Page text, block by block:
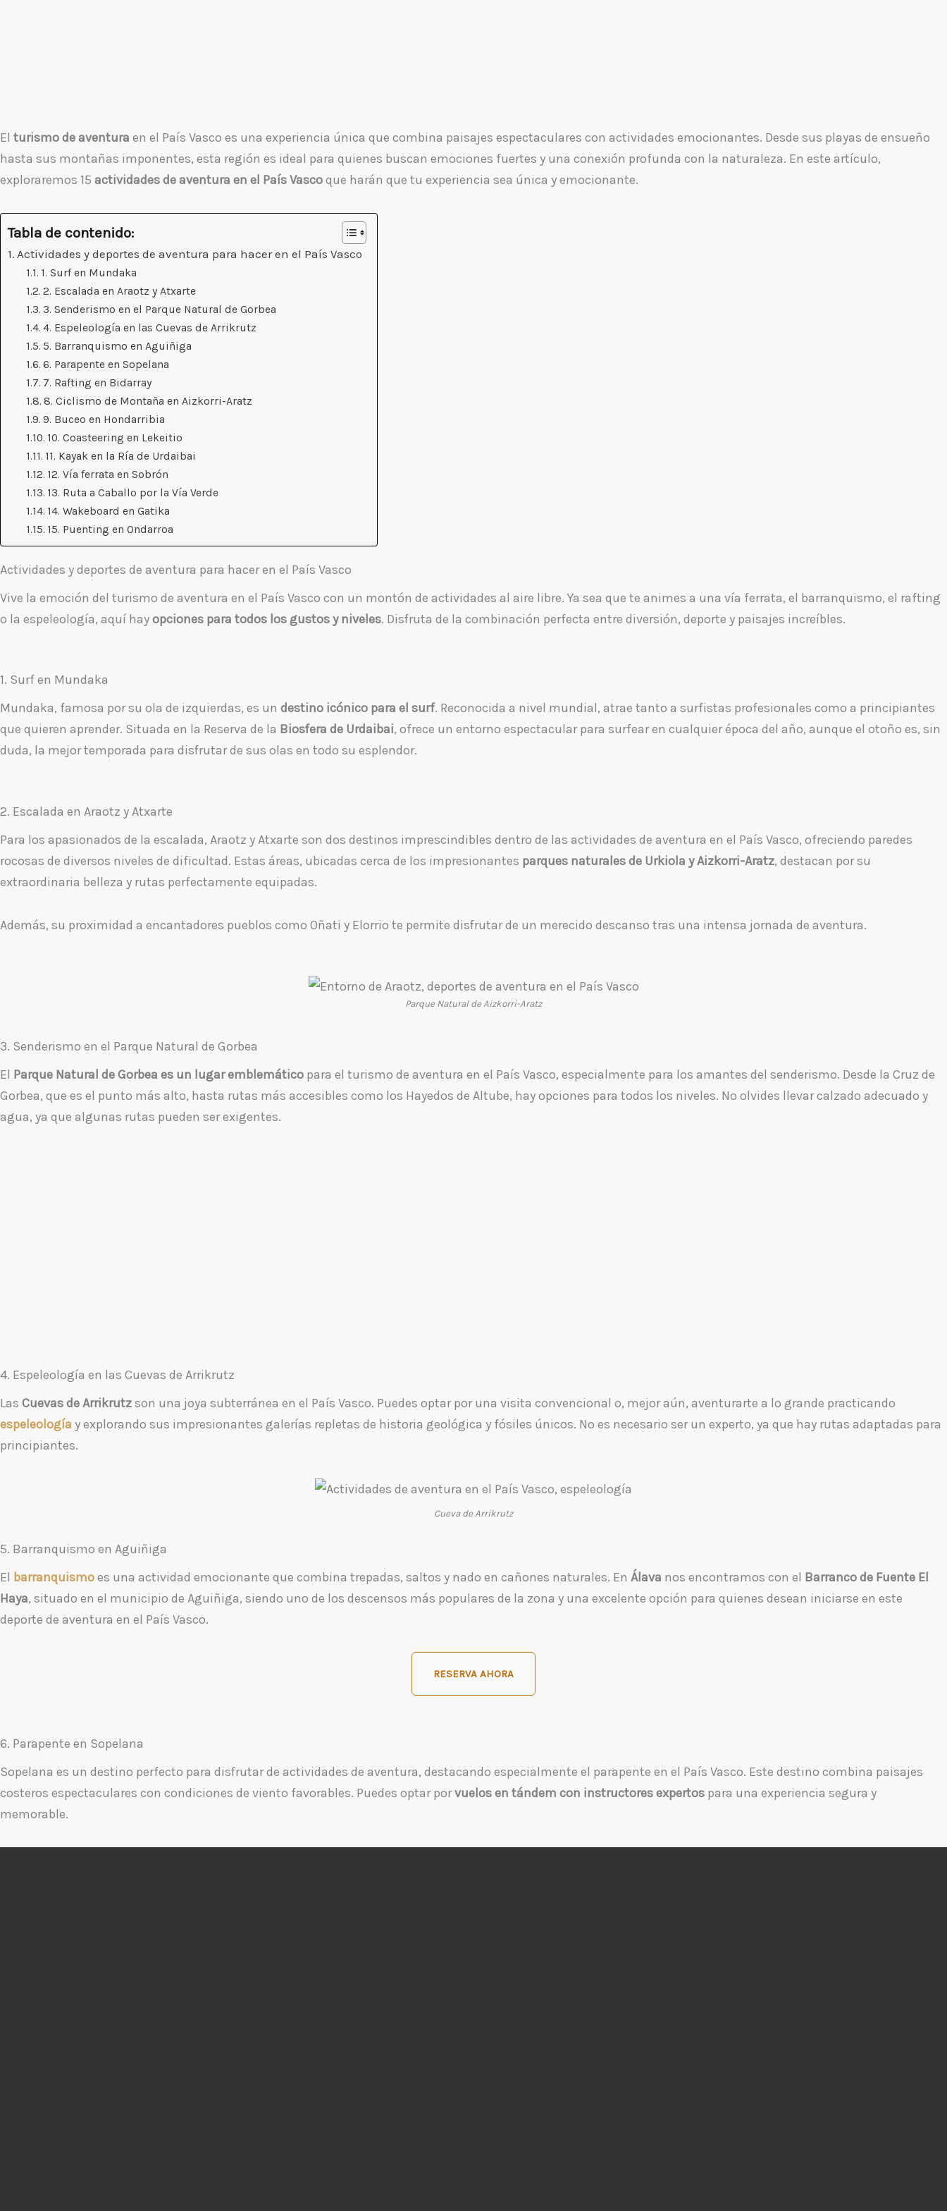
El turismo de aventura en el País Vasco es una experiencia única que combina paisajes espectaculares con actividades emocionantes. Desde sus playas de ensueño
hasta sus montañas imponentes, esta región es ideal para quienes buscan emociones fuertes y una conexión profunda con la naturaleza. En este artículo,
exploraremos 15 actividades de aventura en el País Vascoque harán que tu experiencia sea única y emocionante.
Tabla de contenido:
Actividades y deportes de aventura para hacer en el País Vasco
1. Surf en Mundaka
2. Escalada en Araotz y Atxarte
3. Senderismo en el Parque Natural de Gorbea
4. Espeleología en las Cuevas de Arrikrutz
5. Barranquismo en Aguiñiga
6. Parapente en Sopelana
7. Rafting en Bidarray
8. Ciclismo de Montaña en Aizkorri-Aratz
9. Buceo en Hondarribia
10. Coasteering en Lekeitio
11. Kayak en la Ría de Urdaibai
12. Vía ferrata en Sobrón
13. Ruta a Caballo por la Vía Verde
14. Wakeboard en Gatika
15. Puenting en Ondarroa
Actividades y deportes de aventura para hacer en el País Vasco
Vive la emoción del turismo de aventura en el País Vasco con un montón de actividades al aire libre. Ya sea que te animes a una vía ferrata, el barranquismo, el rafting
o la espeleología, aquí hayopciones para todos los gustos y niveles. Disfruta de la combinación perfecta entre diversión, deporte y paisajes increíbles.
1. Surf en Mundaka
Mundaka, famosa por su ola de izquierdas, es un destino icónico para el surf. Reconocida a nivel mundial, atrae tanto a surfistas profesionales como a principiantes
que quieren aprender. Situada en la Reserva de la Biosfera de Urdaibai, ofrece un entorno espectacular para surfear en cualquier época del año, aunque el otoño es, sin
duda, la mejor temporada para disfrutar de sus olas en todo su esplendor.
2. Escalada en Araotz y Atxarte
Para los apasionados de la escalada, Araotz y Atxarte son dos destinos imprescindibles dentro de las actividades de aventura en el País Vasco, ofreciendo paredes
rocosas de diversos niveles de dificultad. Estas áreas, ubicadas cerca de los impresionantes parques naturales de Urkiola y Aizkorri-Aratz, destacan por su
extraordinaria belleza y rutas perfectamente equipadas.
Además, su proximidad a encantadores pueblos como Oñati y Elorrio te permite disfrutar de un merecido descanso tras una intensa jornada de aventura.
Parque Natural de Aizkorri-Aratz
3. Senderismo en el Parque Natural de Gorbea
El Parque Natural de Gorbea es un lugar emblemático para el turismo de aventura en el País Vasco, especialmente para los amantes del senderismo. Desde la Cruz de
Gorbea, que es el punto más alto, hasta rutas más accesibles como los Hayedos de Altube, hay opciones para todos los niveles. No olvides llevar calzado adecuado y
agua, ya que algunas rutas pueden ser exigentes.
4. Espeleología en las Cuevas de Arrikrutz
Las Cuevas de Arrikrutzson una joya subterránea en el País Vasco. Puedes optar por una visita convencional o, mejor aún, aventurarte a lo grande practicando
espeleología y explorando sus impresionantes galerías repletas de historia geológica y fósiles únicos. No es necesario ser un experto, ya que hay rutas adaptadas para
principiantes.
Cueva de Arrikrutz
5. Barranquismo en Aguiñiga
El barranquismoes una actividad emocionante que combina trepadas, saltos y nado en cañones naturales. En Álava nos encontramos con el Barranco de Fuente El
Haya, situado en el municipio de Aguiñiga, siendo uno de los descensos más populares de la zona y una excelente opción para quienes desean iniciarse en este
deporte de aventura en el País Vasco.
RESERVA AHORA
6. Parapente en Sopelana
Sopelana es un destino perfecto para disfrutar de actividades de aventura, destacando especialmente el parapente en el País Vasco. Este destino combina paisajes
costeros espectaculares con condiciones de viento favorables. Puedes optar porvuelos en tándem con instructores expertos para una experiencia segura y
memorable.